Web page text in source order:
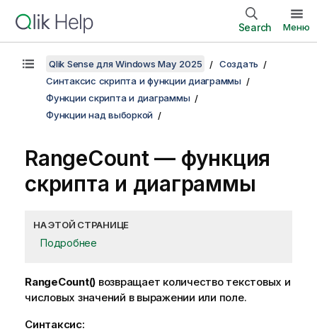
Search Меню
Qlik Sense для Windows May 2025
Создать
Синтаксис скрипта и функции диаграммы
Функции скрипта и диаграммы
Функции над выборкой
RangeCount— функция
скриптa и диаграммы
НА ЭТОЙ СТРАНИЦЕ
Подробнее
RangeCount() возвращает количество текстовых и
числовых значений в выражении или поле.
Синтаксис: